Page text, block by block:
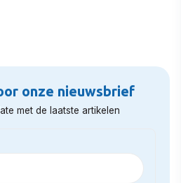
onze nieuwsbrief
met de laatste artikelen